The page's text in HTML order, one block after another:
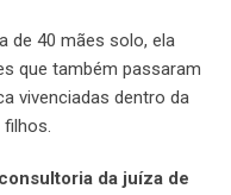
de 40 mães solo, ela
que também passaram
vivenciadas dentro da
da juíza de